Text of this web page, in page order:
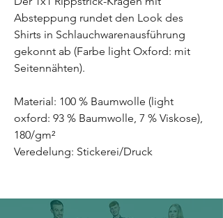
Absteppung rundet den Look des
Shirts in Schlauchwarenausführung
gekonnt ab (Farbe light Oxford: mit
Seitennähten).
Material: 100 % Baumwolle (light
oxford: 93 % Baumwolle, 7 % Viskose),
180/gm²
Veredelung: Stickerei/Druck